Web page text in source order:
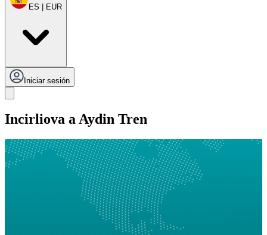
ES | EUR
Iniciar sesión
Incirliova a Aydin Tren